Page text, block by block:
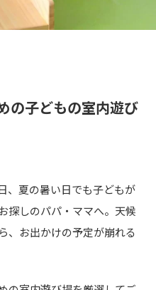
の子どもの室内遊び
、夏の暑い日でも子どもが
探しのパパ・ママへ。天候
、お出かけの予定が崩れる